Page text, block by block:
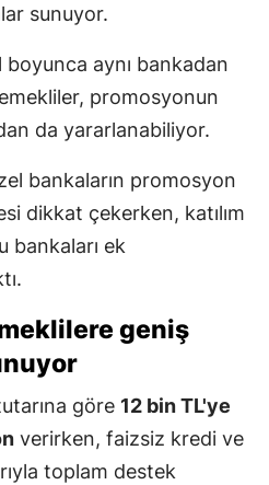
sunuyor.
boyunca aynı bankadan
promosyonun
da yararlanabiliyor.
bankaların promosyon
dikkat çekerken, katılım
bankaları ek
geniş
göre 12 bin TL'ye
verirken, faizsiz kredi ve
toplam destek